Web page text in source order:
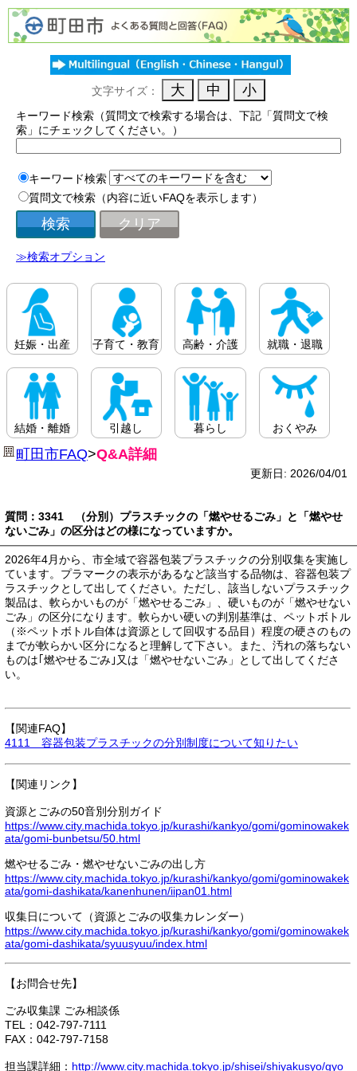
文字サイズ：
キーワード検索（質問文で検索する場合は、下記「質問文で検
索」にチェックしてください。）
キーワード検索
質問文で検索（内容に近いFAQを表示します）
≫検索オプション
妊娠・出産 子育て・教育 高齢・介護 就職・退職
結婚・離婚 引越し 暮らし おくやみ
町田市FAQ>Q&A詳細
更新日: 2026/04/01
質問：3341 （分別）プラスチックの「燃やせるごみ」と「燃やせ
ないごみ」の区分はどの様になっていますか。
2026年4月から、市全域で容器包装プラスチックの分別収集を実施し
ています。プラマークの表示があるなど該当する品物は、容器包装プ
ラスチックとして出してください。ただし、該当しないプラスチック
製品は、軟らかいものが「燃やせるごみ」、硬いものが「燃やせない
ごみ」の区分になります。軟らかい硬いの判別基準は、ペットボトル
（※ペットボトル自体は資源として回収する品目）程度の硬さのもの
までが軟らかい区分になると理解して下さい。また、汚れの落ちない
ものは｢燃やせるごみ｣又は「燃やせないごみ」として出してくださ
い。
【関連FAQ】
4111 容器包装プラスチックの分別制度について知りたい
【関連リンク】
資源とごみの50音別分別ガイド
https://www.city.machida.tokyo.jp/kurashi/kankyo/gomi/gominowakek
ata/gomi-bunbetsu/50.html
燃やせるごみ・燃やせないごみの出し方
https://www.city.machida.tokyo.jp/kurashi/kankyo/gomi/gominowakek
ata/gomi-dashikata/kanenhunen/iipan01.html
収集日について（資源とごみの収集カレンダー）
https://www.city.machida.tokyo.jp/kurashi/kankyo/gomi/gominowakek
ata/gomi-dashikata/syuusyuu/index.html
【お問合せ先】
ごみ収集課 ごみ相談係
TEL：042-797-7111
FAX：042-797-7158
担当課詳細： http://www.city.machida.tokyo.jp/shisei/shiyakusyo/gyo